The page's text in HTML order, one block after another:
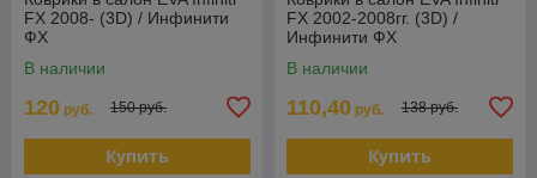
FX 2008- (3D) / Инфинити
ФХ
В наличии
120 руб. 150 руб.
Купить
FX 2002-2008гг. (3D) /
Инфинити ФХ
В наличии
110,40 руб. 138 руб.
Купить